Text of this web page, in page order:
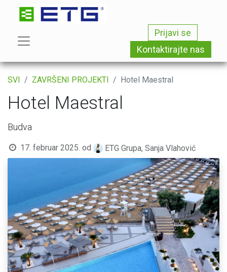
Prijavi se
Kontaktirajte nas
SVI ZAVRŠENI PROJEKTI Hotel Maestral
Hotel Maestral
Budva
17. februar 2025. od ETG Grupa, Sanja Vlahović